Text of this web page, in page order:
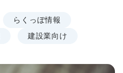
らくっぽ情報
建設業向け